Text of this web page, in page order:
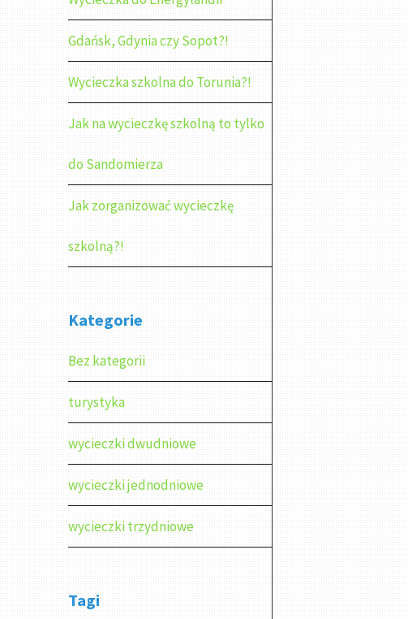
Gdańsk, Gdynia czy Sopot?!
Wycieczka szkolna do Torunia?!
Jak na wycieczkę szkolną to tylko
do Sandomierza
Jak zorganizować wycieczkę
szkolną?!
Kategorie
Bez kategorii
turystyka
wycieczki dwudniowe
wycieczki jednodniowe
wycieczki trzydniowe
Tagi